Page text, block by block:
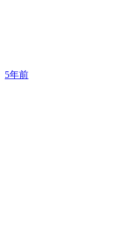
5年前